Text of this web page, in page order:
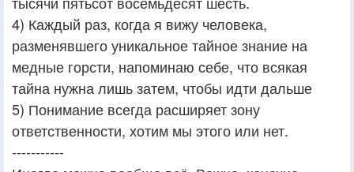
4) Каждый раз, когда я вижу человека,
разменявшего уникальное тайное знание на
медные горсти, напоминаю себе, что всякая
тайна нужна лишь затем, чтобы идти дальше
5) Понимание всегда расширяет зону
ответственности, хотим мы этого или нет.
-----------